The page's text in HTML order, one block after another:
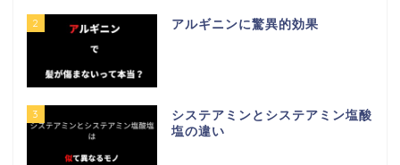
2 アルギニンに驚異的効果
3
システアミンとシステアミン塩酸
塩の違い